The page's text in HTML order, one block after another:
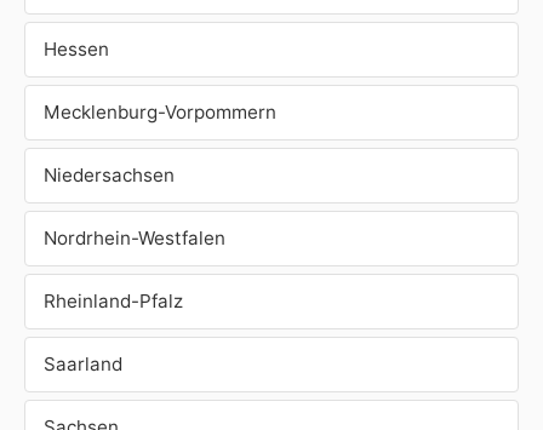
Hessen
Mecklenburg-Vorpommern
Niedersachsen
Nordrhein-Westfalen
Rheinland-Pfalz
Saarland